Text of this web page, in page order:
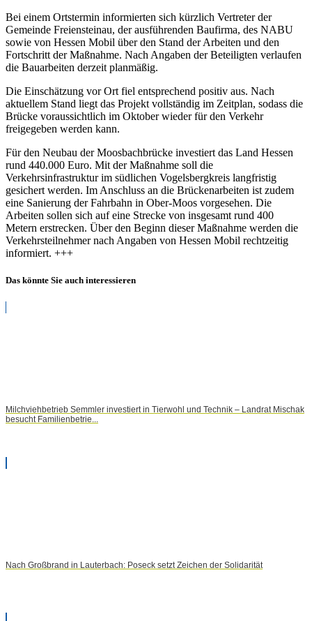
Bei einem Ortstermin informierten sich kürzlich Vertreter der
Gemeinde Freiensteinau, der ausführenden Baufirma, des NABU
sowie von Hessen Mobil über den Stand der Arbeiten und den
Fortschritt der Maßnahme. Nach Angaben der Beteiligten verlaufen
die Bauarbeiten derzeit planmäßig.
Die Einschätzung vor Ort fiel entsprechend positiv aus. Nach
aktuellem Stand liegt das Projekt vollständig im Zeitplan, sodass die
Brücke voraussichtlich im Oktober wieder für den Verkehr
freigegeben werden kann.
Für den Neubau der Moosbachbrücke investiert das Land Hessen
rund 440.000 Euro. Mit der Maßnahme soll die
Verkehrsinfrastruktur im südlichen Vogelsbergkreis langfristig
gesichert werden. Im Anschluss an die Brückenarbeiten ist zudem
eine Sanierung der Fahrbahn in Ober-Moos vorgesehen. Die
Arbeiten sollen sich auf eine Strecke von insgesamt rund 400
Metern erstrecken. Über den Beginn dieser Maßnahme werden die
Verkehrsteilnehmer nach Angaben von Hessen Mobil rechtzeitig
informiert. +++
Das könnte Sie auch interessieren
Milchviehbetrieb Semmler investiert in Tierwohl und Technik – Landrat Mischak
besucht Familienbetrie...
Nach Großbrand in Lauterbach: Poseck setzt Zeichen der Solidarität